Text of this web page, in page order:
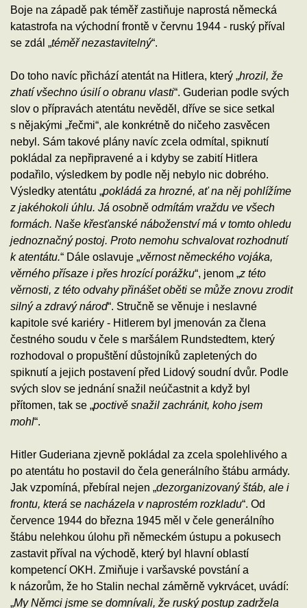
Boje na západě pak téměř zastiňuje naprostá německá
katastrofa na východní frontě v červnu 1944 - ruský příval
se zdál „téměř nezastavitelný“.
Do toho navíc přichází atentát na Hitlera, který „hrozil, že
zhatí všechno úsilí o obranu vlasti“. Guderian podle svých
slov o přípravách atentátu nevěděl, dříve se sice setkal
s nějakými „řečmi“, ale konkrétně do ničeho zasvěcen
nebyl. Sám takové plány navíc zcela odmítal, spiknutí
pokládal za nepřipravené a i kdyby se zabití Hitlera
podařilo, výsledkem by podle něj nebylo nic dobrého.
Výsledky atentátu „pokládá za hrozné, ať na něj pohlížíme
z jakéhokoli úhlu. Já osobně odmítám vraždu ve všech
formách. Naše křesťanské náboženství má v tomto ohledu
jednoznačný postoj. Proto nemohu schvalovat rozhodnutí
k atentátu.“ Dále oslavuje „věrnost německého vojáka,
věrného přísaze i přes hrozící porážku“, jenom „z této
věrnosti, z této odvahy přinášet oběti se může znovu zrodit
silný a zdravý národ“. Stručně se věnuje i neslavné
kapitole své kariéry - Hitlerem byl jmenován za člena
čestného soudu v čele s maršálem Rundstedtem, který
rozhodoval o propuštění důstojníků zapletených do
spiknutí a jejich postavení před Lidový soudní dvůr. Podle
svých slov se jednání snažil neúčastnit a když byl
přítomen, tak se „poctivě snažil zachránit, koho jsem
mohl“.
Hitler Guderiana zjevně pokládal za zcela spolehlivého a
po atentátu ho postavil do čela generálního štábu armády.
Jak vzpomíná, přebíral nejen „dezorganizovaný štáb, ale i
frontu, která se nacházela v naprostém rozkladu“. Od
července 1944 do března 1945 měl v čele generálního
štábu nelehkou úlohu při německém ústupu a pokusech
zastavit příval na východě, který byl hlavní oblastí
kompetencí OKH. Zmiňuje i varšavské povstání a
k názorům, že ho Stalin nechal záměrně vykrvácet, uvádí:
„My Němci jsme se domnívali, že ruský postup zadržela